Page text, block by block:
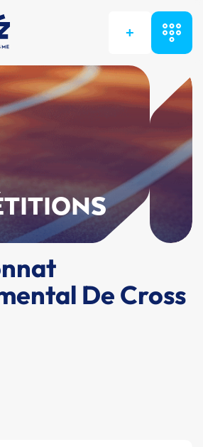
+
De Cross